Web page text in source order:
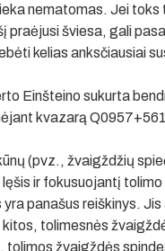
nematomas. Jei toks
praėjusi šviesa, gali
kelias anksčiausiai
Einšteino sukurta
kvazarą
(pvz., žvaigždžių
ir fokusuojantį
panašus reiškinys.
tolimesnės
tolimos žvaigždės